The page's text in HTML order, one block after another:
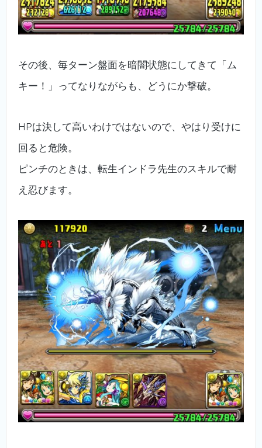
その後、毎ターン盤面を暗闇状態にしてきて「ム
キー！」ってなりながらも、どうにか撃破。
HPは決して高いわけではないので、やはり受けに
回ると危険。
ピンチのときは、転生インドラ先生のスキルで耐
え忍びます。